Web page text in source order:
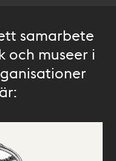
samarbete
och museer i